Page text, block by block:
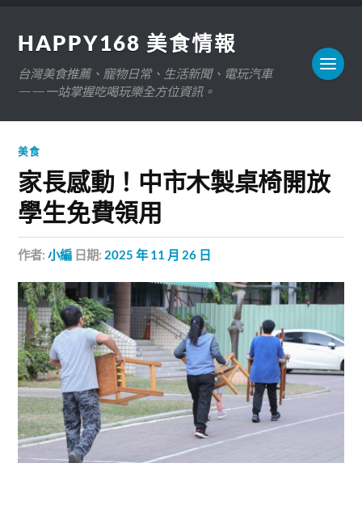
HAPPY168 美食情報
台灣美食推薦、寵物日常、生活新聞、電玩汽車
——一站掌握吃喝玩樂全方位資訊。
美食
家長感動！中市木製桌椅開放
學生免費領用
作者:小編 日期: 2025 年 11 月 26 日